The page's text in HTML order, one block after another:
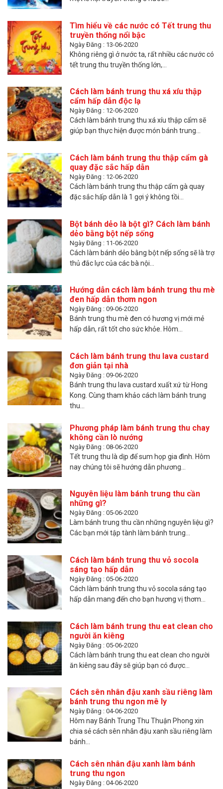
Tìm hiểu về các nước có Tết trung thu
truyền thống nổi bậc
Ngày Đăng : 13-06-2020
Không riêng gì ở nước ta, rất nhiều các nước có
tết trung thu truyền thống lớn,...
Cách làm bánh trung thu xá xíu thập
cẩm hấp dẫn độc lạ
Ngày Đăng : 12-06-2020
Cách làm bánh trung thu xá xíu thập cẩm sẽ
giúp bạn thực hiện được món bánh trung...
Cách làm bánh trung thu thập cẩm gà
quay đặc sắc hấp dẫn
Ngày Đăng : 12-06-2020
Cách làm bánh trung thu thập cẩm gà quay
đặc sắc hấp dẫn là 1 gợi ý không tồi...
Bột bánh dẻo là bột gì? Cách làm bánh
dẻo bằng bột nếp sống
Ngày Đăng : 11-06-2020
Cách làm bánh dẻo bằng bột nếp sống sẽ là trợ
thủ đắc lực của các bà nội...
Hướng dẫn cách làm bánh trung thu mè
đen hấp dẫn thơm ngon
Ngày Đăng : 09-06-2020
Bánh trung thu mè đen có hương vị mới mẻ
hấp dẫn, rất tốt cho sức khỏe. Hôm...
Cách làm bánh trung thu lava custard
đơn giản tại nhà
Ngày Đăng : 09-06-2020
Bánh trung thu lava custard xuất xứ từ Hong
Kong. Cùng tham khảo cách làm bánh trung
thu...
Phương pháp làm bánh trung thu chay
không cần lò nướng
Ngày Đăng : 08-06-2020
Tết trung thu là dịp để sum họp gia đình. Hôm
nay chúng tôi sẽ hướng dẫn phương...
Nguyên liệu làm bánh trung thu cần
những gì?
Ngày Đăng : 05-06-2020
Làm bánh trung thu cần những nguyên liệu gì?
Các bạn mới tập tành làm bánh trung...
Cách làm bánh trung thu vỏ socola
sáng tạo hấp dẫn
Ngày Đăng : 05-06-2020
Cách làm bánh trung thu vỏ socola sáng tạo
hấp dẫn mang đến cho bạn hương vị thơm...
Cách làm bánh trung thu eat clean cho
người ăn kiêng
Ngày Đăng : 05-06-2020
Cách làm bánh trung thu eat clean cho người
ăn kiêng sau đây sẽ giúp bạn có được...
Cách sên nhân đậu xanh sầu riêng làm
bánh trung thu ngon mê ly
Ngày Đăng : 04-06-2020
Hôm nay Bánh Trung Thu Thuận Phong xin
chia sẻ cách sên nhân đậu xanh sầu riêng làm
bánh...
Cách sên nhân đậu xanh làm bánh
trung thu ngon
Ngày Đăng : 04-06-2020